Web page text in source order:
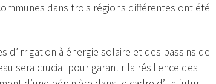
dans trois régions différentes ont été
à énergie solaire et des bassins de
sera crucial pour garantir la résilience des